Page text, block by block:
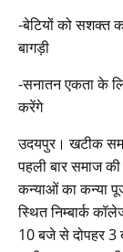
-बेटियों को सशक्त
बागड़ी
-सनातन एकता के
करेंगे
उदयपुर। खटीक
पहली बार समाज
कन्याओं का कन्या
स्थित निम्बार्क
10 बजे से दोपहर